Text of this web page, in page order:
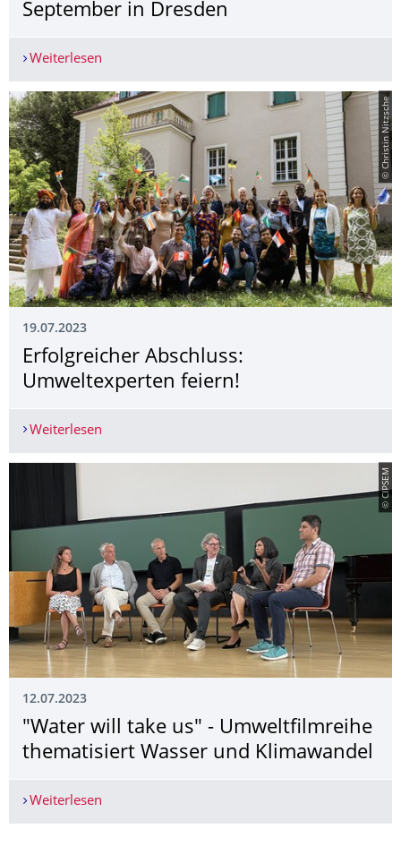
September in Dresden
Weiterlesen
© Christin Nitzsche
19.07.2023
Erfolgreicher Abschluss:
Umweltexperten feiern!
Weiterlesen
© CIPSEM
12.07.2023
"Water will take us" - Umweltfilmreihe
thematisiert Wasser und Klimawandel
Weiterlesen